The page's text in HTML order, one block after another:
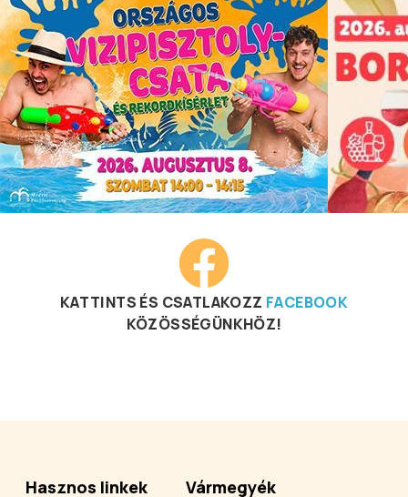
KATTINTS ÉS CSATLAKOZZ FACEBOOK
KÖZÖSSÉGÜNKHÖZ!
Hasznos linkek Vármegyék